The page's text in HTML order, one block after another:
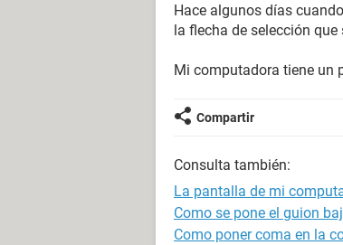
Hace algunos días
la flecha de selección que
Mi computadora tiene un
Compartir
Consulta también:
La pantalla de mi
Como se pone el guion
Como poner coma en la